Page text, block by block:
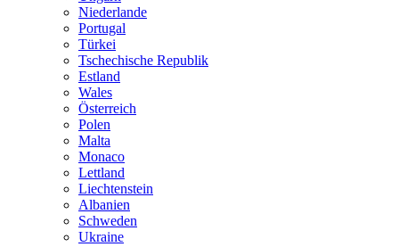
Niederlande
Portugal
Türkei
Tschechische Republik
Estland
Wales
Österreich
Polen
Malta
Monaco
Lettland
Liechtenstein
Albanien
Schweden
Ukraine